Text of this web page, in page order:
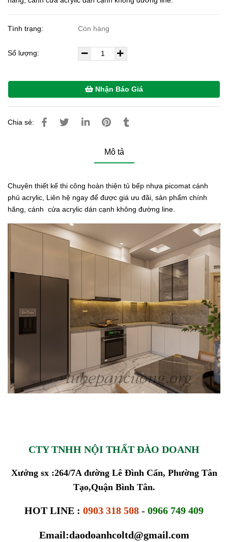
Tình trạng: Còn hàng
Số lượng:
Nhận Báo Giá
Chia sẻ:
Mô tả
Chuyên thiết kế thi công hoàn thiện tủ bếp nhựa picomat cánh
phủ acrylic, Liên hệ ngay để được giá ưu đãi, sản phẩm chính
hãng, cánh cửa acrylic dán cạnh không đường line.
CTY TNHH NỘI THẤT ĐÀO DOANH
Xưởng sx :264/7A đường Lê Đình Cẩn, Phường Tân
Tạo,Quận Bình Tân.
HOT LINE : 0903 318 508 - 0966 749 409
Email:daodoanhcoltd@gmail.com